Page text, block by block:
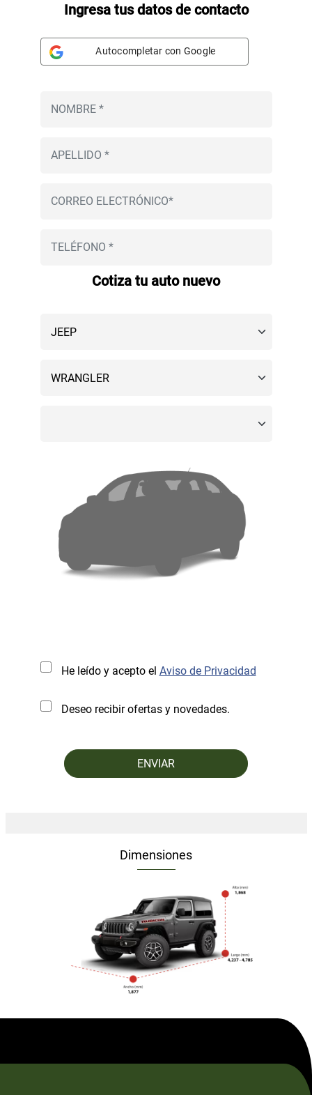
Ingresa tus datos de contacto
Autocompletar con Google
Cotiza tu auto nuevo
He leído y acepto el Aviso de Privacidad
Deseo recibir ofertas y novedades.
Dimensiones